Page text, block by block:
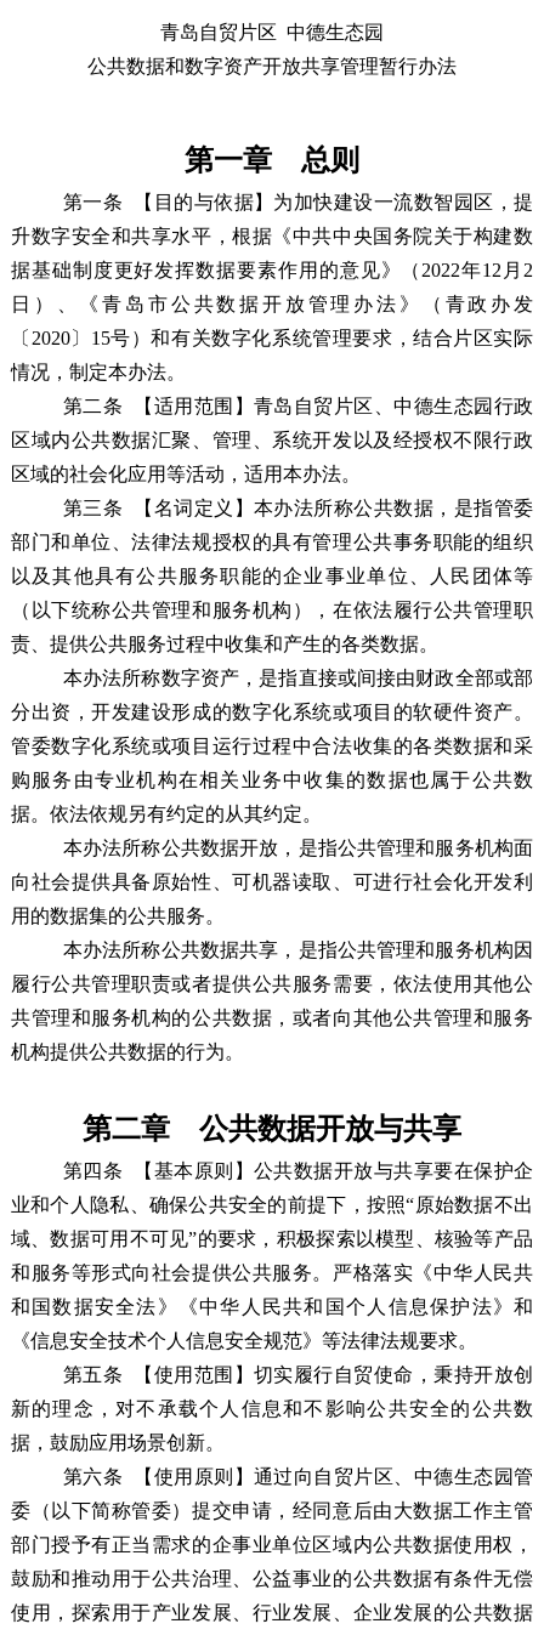
青岛自贸片区 中德生态园
公共数据和数字资产开放共享管理暂行办法
第一章 总则
第一条 【目的与依据】为加快建设一流数智园区，提
升数字安全和共享水平，根据《中共中央国务院关于构建数
据基础制度更好发挥数据要素作用的意见》（2022年12月2
日）、《青岛市公共数据开放管理办法》（青政办发
〔2020〕15号）和有关数字化系统管理要求，结合片区实际
情况，制定本办法。
第二条 【适用范围】青岛自贸片区、中德生态园行政
区域内公共数据汇聚、管理、系统开发以及经授权不限行政
区域的社会化应用等活动，适用本办法。
第三条
【名词定义】本办法所称公共数据，是指管委
部门和单位、法律法规授权的具有管理公共事务职能的组织
以及其他具有公共服务职能的企业事业单位、人民团体等
（以下统称公共管理和服务机构），在依法履行公共管理职
责、提供公共服务过程中收集和产生的各类数据。
本办法所称数字资产，是指直接或间接由财政全部或部
分出资，开发建设形成的数字化系统或项目的软硬件资产。
管委数字化系统或项目运行过程中合法收集的各类数据和采
购服务由专业机构在相关业务中收集的数据也属于公共数
据。依法依规另有约定的从其约定。
本办法所称公共数据开放，是指公共管理和服务机构面
向社会提供具备原始性、可机器读取、可进行社会化开发利
用的数据集的公共服务。
本办法所称公共数据共享，是指公共管理和服务机构因
履行公共管理职责或者提供公共服务需要，依法使用其他公
共管理和服务机构的公共数据，或者向其他公共管理和服务
机构提供公共数据的行为。
第二章 公共数据开放与共享
第四条 【基本原则】公共数据开放与共享要在保护企
业和个人隐私、确保公共安全的前提下，按照“原始数据不出
域、数据可用不可见”的要求，积极探索以模型、核验等产品
和服务等形式向社会提供公共服务。严格落实《中华人民共
和国数据安全法》《中华人民共和国个人信息保护法》和
《信息安全技术个人信息安全规范》等法律法规要求。
第五条 【使用范围】切实履行自贸使命，秉持开放创
新的理念，对不承载个人信息和不影响公共安全的公共数
据，鼓励应用场景创新。
第六条 【使用原则】通过向自贸片区、中德生态园管
委（以下简称管委）提交申请，经同意后由大数据工作主管
部门授予有正当需求的企事业单位区域内公共数据使用权，
鼓励和推动用于公共治理、公益事业的公共数据有条件无偿
使用，探索用于产业发展、行业发展、企业发展的公共数据